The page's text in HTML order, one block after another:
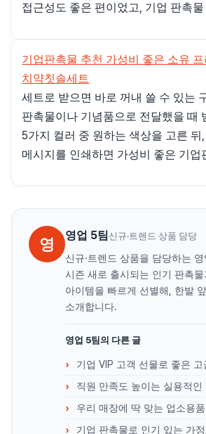
접근성도 좋은 편이었고, 기업 판촉물
기업판촉물 추천 가성비 좋은 소유 프
치약칫솔세트
세트로 받으면 바로 꺼내 쓸 수 있는
판촉물이나 기념품으로 전달했을 때
5가지 컬러 중 원하는 색상을 고른 뒤
메시지를 인쇄하면 가성비 좋은 기업
영 영업 5팀 신규·트렌드 상품 담당
신규·트렌드 상품을 담당하는
시즌 새로 출시되는 인기 판촉물
아이템을 빠르게 선별해, 한발
소개합니다.
영업 5팀의 다른 글